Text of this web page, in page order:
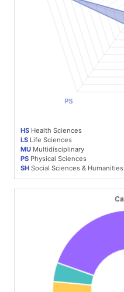
HS Health Sciences
LS Life Sciences
MU Multidisciplinary
PS Physical Sciences
SH Social Sciences & Humanities